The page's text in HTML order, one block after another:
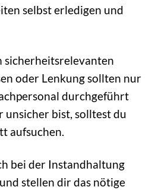
selbst erledigen und
sicherheitsrelevanten
oder Lenkung sollten nur
durchgeführt
unsicher bist, solltest du
aufsuchen.
bei der Instandhaltung
stellen dir das nötige